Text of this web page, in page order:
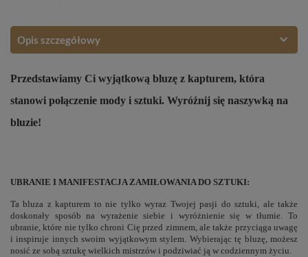
Opis szczegółowy
Przedstawiamy Ci wyjątkową bluzę z kapturem, która
stanowi połączenie mody i sztuki. Wyróżnij się naszywką na
bluzie!
UBRANIE I MANIFESTACJA ZAMIŁOWANIA DO SZTUKI:
Ta bluza z kapturem to nie tylko wyraz Twojej pasji do sztuki, ale także
doskonały sposób na wyrażenie siebie i wyróżnienie się w tłumie. To
ubranie, które nie tylko chroni Cię przed zimnem, ale także przyciąga uwagę
i inspiruje innych swoim wyjątkowym stylem. Wybierając tę bluzę, możesz
nosić ze sobą sztukę wielkich mistrzów i podziwiać ją w codziennym życiu.